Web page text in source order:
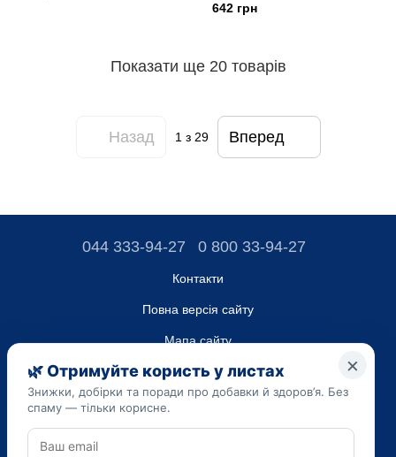
642 грн
Показати ще 20 товарів
Назад 1 з 29 Вперед
044 333-94-27 0 800 33-94-27
Контакти
Повна версія сайту
Мапа сайту
ТОВ “ДО ЮА”,
Код ЄДРПОУ 45223262
Дата реєстрації 14.09.2023
Наведена на сайті dobavki.ua інформація носить виключно